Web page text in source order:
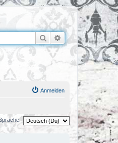
Suche Erweiterte Suche
Anmelden